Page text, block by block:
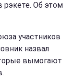
рэкете. Об этом
участников
назвал
вымогают